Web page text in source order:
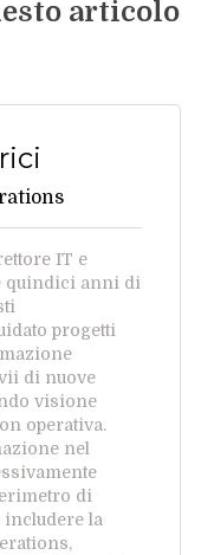
articolo
IT e
quindici anni di
progetti
di nuove
visione
operativa.
nel
di
la